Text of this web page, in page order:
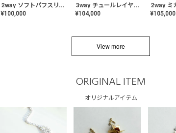
2way ソフトパフスリーブ スレンダードレス〈PD-WDOR-2112〉
¥100,000
3way チュールレイヤーオフショルダー スレンダードレス〈PD-WDOR-2111〉
¥104,000 ¥105,000
View more
ORIGINAL ITEM
オリジナルアイテム